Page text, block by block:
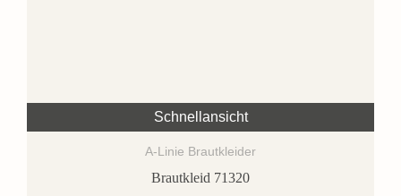
Schnellansicht
A-Linie Brautkleider
Brautkleid 71320